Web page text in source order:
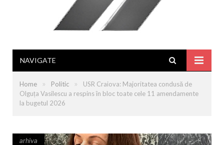
NAVIGATE
Home » Politic »
USR Craiova: Majoritatea condusă de
Olguța Vasilescu a respins în bloc toate cele 11 amendamente
la bugetul 2026
arhiva
arhiva